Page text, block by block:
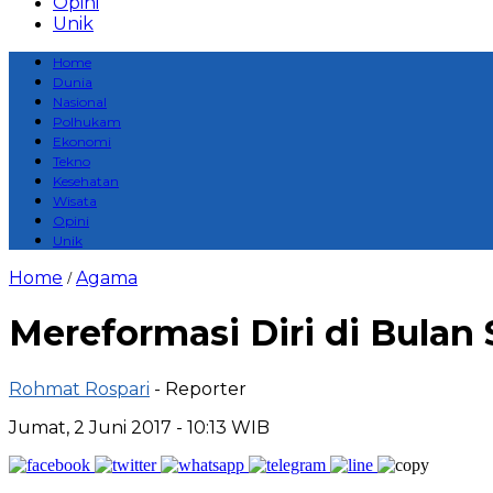
Unik
Home
Dunia
Nasional
Polhukam
Ekonomi
Tekno
Kesehatan
Wisata
Opini
Unik
Home /Agama
Mereformasi Diri di Bulan
Rohmat Rospari - Reporter
Jumat, 2 Juni 2017 - 10:13 WIB